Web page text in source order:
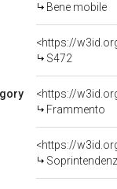
Bene mobile
<https://
S472
<https://
Frammento
<https://
Soprintendenza